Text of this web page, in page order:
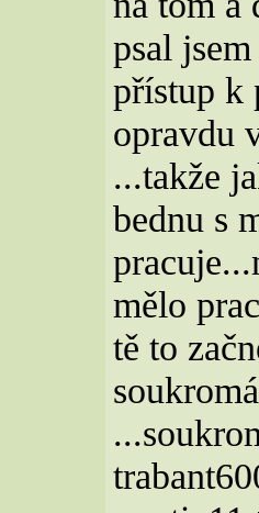
psal
přístup k
opravdu
...takže
bednu s
mělo
tě to